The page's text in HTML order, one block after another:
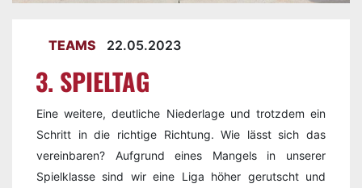
TEAMS 22.05.2023
3. SPIELTAG
Eine weitere, deutliche Niederlage und trotzdem ein
Schritt in die richtige Richtung. Wie lässt sich das
vereinbaren? Aufgrund eines Mangels in unserer
Spielklasse sind wir eine Liga höher gerutscht und